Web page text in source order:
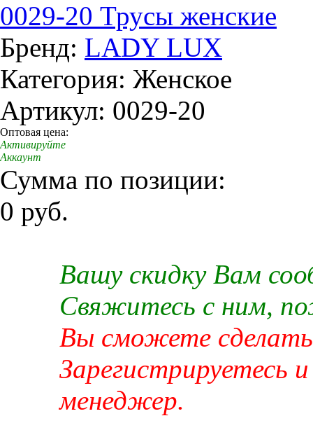
0029-20 Трусы женские
Бренд: LADY LUX
Категория: Женское
Артикул: 0029-20
Оптовая цена:
Активируйте
Аккаунт
Сумма по позиции:
0 руб.
Вашу скидку Вам
Свяжитесь с ним,
Вы сможете сделать
Зарегистрируетесь
менеджер.